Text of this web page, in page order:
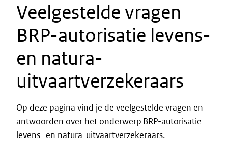
Veelgestelde vragen
BRP-autorisatie levens-
en natura-
uitvaartverzekeraars
Op deze pagina vind je de veelgestelde vragen en
antwoorden over het onderwerp BRP-autorisatie
levens- en natura-uitvaartverzekeraars.